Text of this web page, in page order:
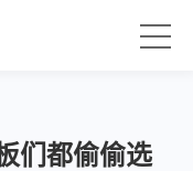
们都偷偷选